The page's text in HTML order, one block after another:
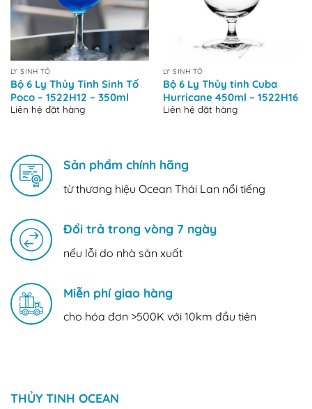
LY SINH TỐ
Bộ 6 Ly Thủy Tinh Sinh Tố
Poco – 1522H12 – 350ml
Liên hệ đặt hàng
LY SINH TỐ
Bộ 6 Ly Thủy tinh Cuba
Hurricane 450ml – 1522H16
Liên hệ đặt hàng
Sản phẩm chính hãng
từ thương hiệu Ocean Thái Lan nổi tiếng
Đổi trả trong vòng 7 ngày
nếu lỗi do nhà sản xuất
Miễn phí giao hàng
cho hóa đơn >500K với 10km đầu tiên
THỦY TINH OCEAN